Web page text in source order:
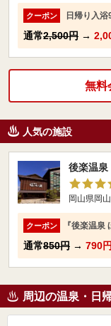
クーポン 日帰り入浴
通常2,500円 →
無料
人気の施設
後楽温泉
岡山県岡
クーポン 『後楽温泉
通常850円 → 790
周辺の温泉・日